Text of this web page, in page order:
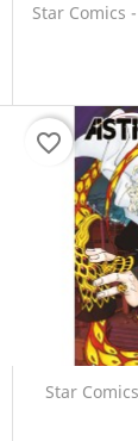
Star Comics
Star
favorite_border